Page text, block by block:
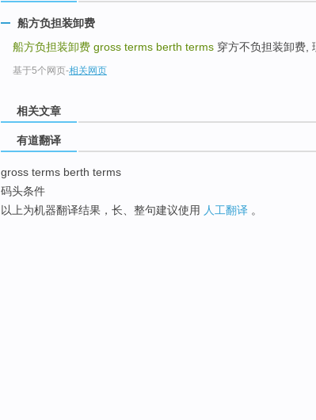
船方负担装卸费
船方负担装卸费 gross terms berth terms 穿方不负担装卸费,
基于5个网页-相关网页
相关文章
有道翻译
gross terms berth terms
码头条件
以上为机器翻译结果，长、整句建议使用 人工翻译 。